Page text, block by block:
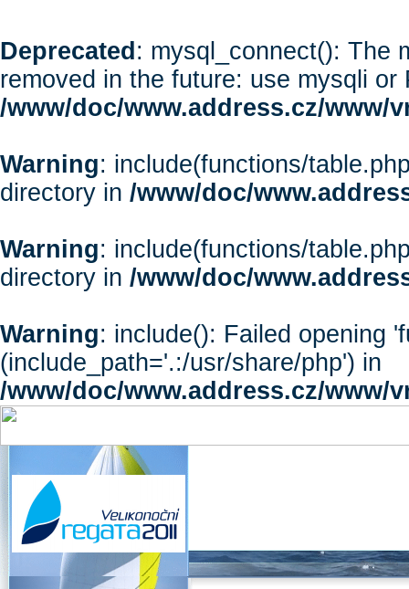
Deprecated : mysql_connect(): The
removed in the future: use mysqli or
/www/doc/www.address.cz/www/
Warning: include(functions/
directory in /www/doc/
Warning: include(functions/
directory in /www/doc/
Warning: include(): Failed opening
(include_path='.:/usr/share/php') in
/www/doc/www.address.cz/www/